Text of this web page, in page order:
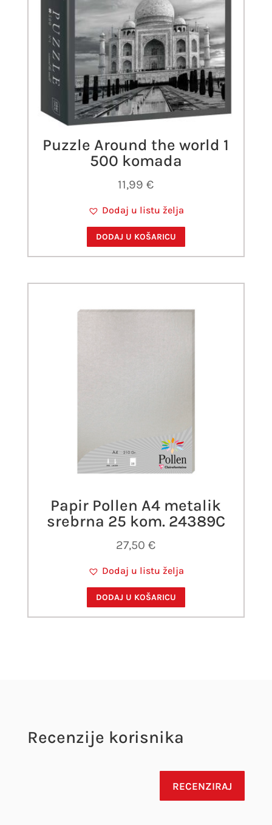
Puzzle Around the world 1
500 komada
11,99€
Dodaj u listu želja
DODAJ U KOŠARICU
Papir Pollen A4 metalik
srebrna 25 kom. 24389C
27,50€
Dodaj u listu želja
DODAJ U KOŠARICU
Recenzije korisnika
RECENZIRAJ